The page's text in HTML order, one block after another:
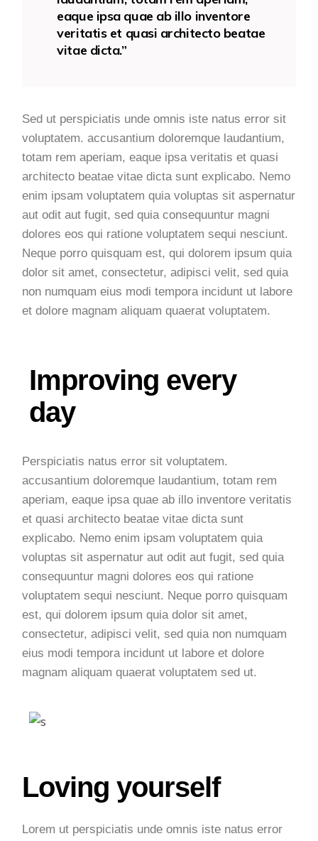
eaque ipsa quae ab illo inventore
veritatis et quasi architecto beatae
vitae dicta.”
Sed ut perspiciatis unde omnis iste natus error sit
voluptatem. accusantium doloremque laudantium,
totam rem aperiam, eaque ipsa veritatis et quasi
architecto beatae vitae dicta sunt explicabo. Nemo
enim ipsam voluptatem quia voluptas sit aspernatur
aut odit aut fugit, sed quia consequuntur magni
dolores eos qui ratione voluptatem sequi nesciunt.
Neque porro quisquam est, qui dolorem ipsum quia
dolor sit amet, consectetur, adipisci velit, sed quia
non numquam eius modi tempora incidunt ut labore
et dolore magnam aliquam quaerat voluptatem.
Improving every
day
Perspiciatis natus error sit voluptatem.
accusantium doloremque laudantium, totam rem
aperiam, eaque ipsa quae ab illo inventore veritatis
et quasi architecto beatae vitae dicta sunt
explicabo. Nemo enim ipsam voluptatem quia
voluptas sit aspernatur aut odit aut fugit, sed quia
consequuntur magni dolores eos qui ratione
voluptatem sequi nesciunt. Neque porro quisquam
est, qui dolorem ipsum quia dolor sit amet,
consectetur, adipisci velit, sed quia non numquam
eius modi tempora incidunt ut labore et dolore
magnam aliquam quaerat voluptatem sed ut.
Loving yourself
Lorem ut perspiciatis unde omnis iste natus error